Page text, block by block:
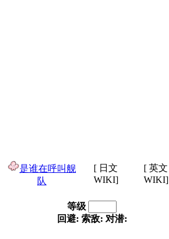
是谁在呼叫舰
队
[ 日文
WIKI]
[ 英文
WIKI]
等级
回避: 索敌: 对潜: